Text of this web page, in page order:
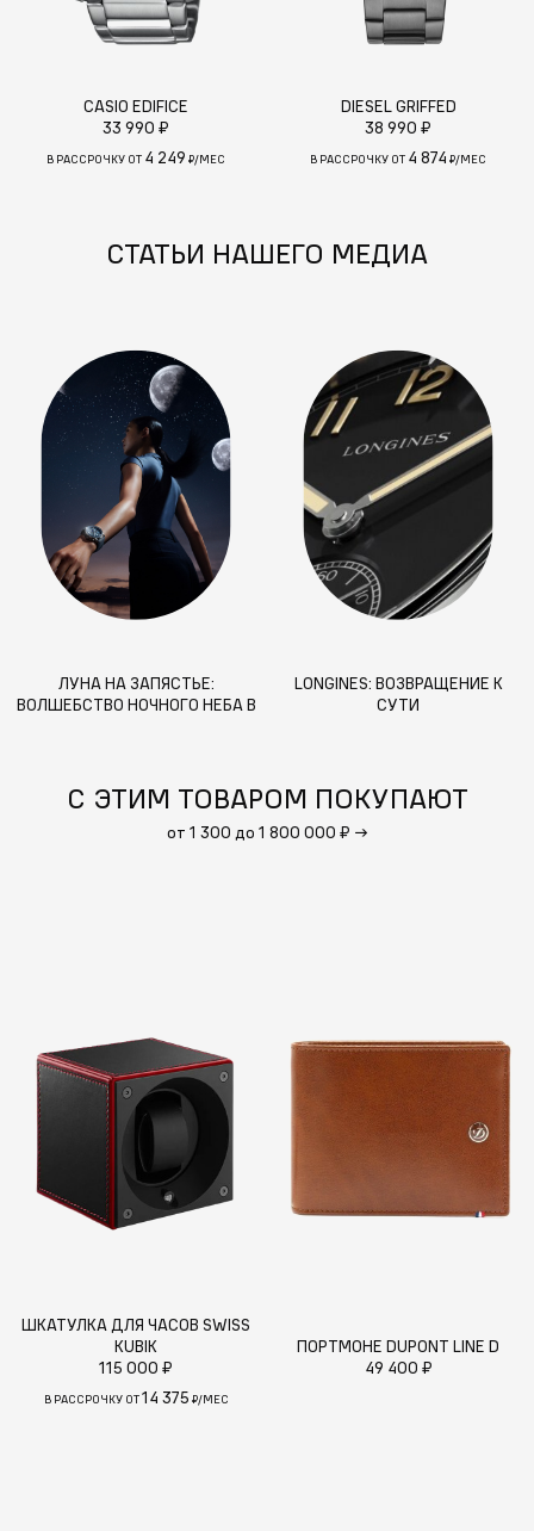
CASIO EDIFICE
33 990 ₽
В РАССРОЧКУ ОТ 4 249 ₽/МЕС
DIESEL GRIFFED
38 990 ₽
В РАССРОЧКУ ОТ 4 874 ₽/МЕС
СТАТЬИ НАШЕГО МЕДИА
ЛУНА НА ЗАПЯСТЬЕ:
ВОЛШЕБСТВО НОЧНОГО НЕБА В
LONGINES: ВОЗВРАЩЕНИЕ К
СУТИ
С ЭТИМ ТОВАРОМ ПОКУПАЮТ
от 1 300 до 1 800 000 ₽ →
ШКАТУЛКА ДЛЯ ЧАСОВ SWISS
KUBIK
115 000 ₽
В РАССРОЧКУ ОТ14 375 ₽/МЕС
ПОРТМОНЕ DUPONT LINE D
49 400 ₽